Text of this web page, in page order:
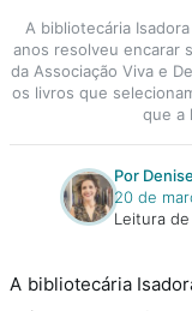
A bibliotecária
anos resolveu encarar
da Associação Viva e
os livros que
que a
Por
20 de
Leitura
A bibliotecária